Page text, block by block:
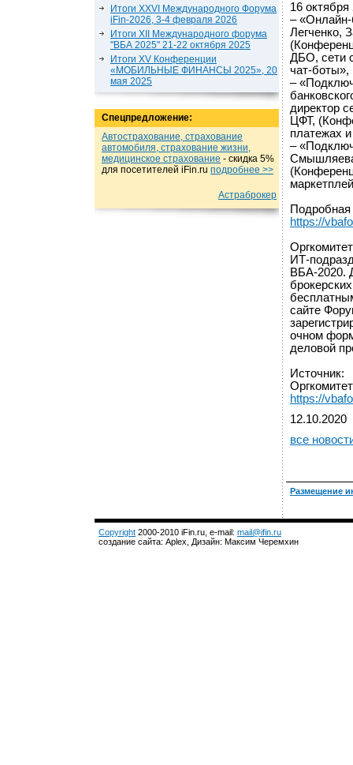
Итоги XXVI Международного Форума
iFin-2026, 3-4 февраля 2026
Итоги XII Международного форума
"ВБА 2025" 21-22 октября 2025
Итоги XV Конференции
«МОБИЛЬНЫЕ ФИНАНСЫ 2025», 20
мая 2025
Спецпредложение:
Автострахование, страхование
автомобиля, страхование жизни,
медицинское страхование - cкидка 5%
для посетителей iFin.ru подробнеe >>
Астраброкер
16 октября
– «Онлайн-
Легченко,
ДБО, сети
чат-боты»,
–
директор
ЦФТ,
платежах
–
https://
ИТ-
ВБА-2020.
сайте
очном
деловой
Источник:
https://
12.10.2020
все
Размещение
Copyright 2000-2010 iFin.ru, e-mail: mail@ifin.ru
создание сайта: Aplex, Дизайн: Максим Черемхин